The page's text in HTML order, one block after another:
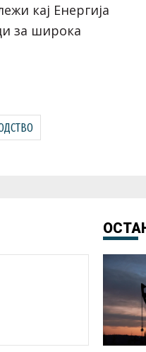
кај Енергија
за широка